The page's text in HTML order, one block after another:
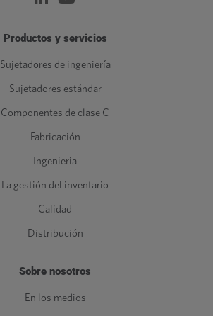
Productos y servicios
Sujetadores de ingeniería
Sujetadores estándar
Componentes de clase C
Fabricación
Ingenieria
La gestión del inventario
Calidad
Distribución
Sobre nosotros
En los medios